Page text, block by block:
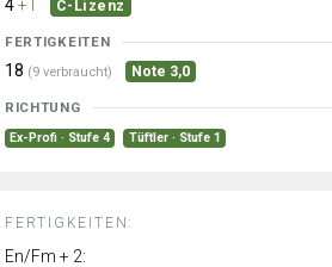
4+1 C-Lizenz
FERTIGKEITEN
18 (9 verbraucht) Note 3,0
RICHTUNG
Ex-Profi · Stufe 4 Tüftler · Stufe 1
FERTIGKEITEN:
En/Fm + 2: